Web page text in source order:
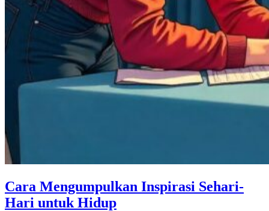
Cara Mengumpulkan Inspirasi Sehari-
Hari untuk Hidup